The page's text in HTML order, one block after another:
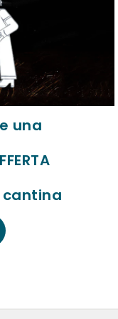
Sei
e-
una